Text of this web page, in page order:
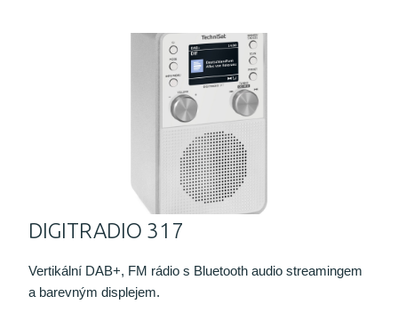
DIGITRADIO 317
Vertikální DAB+, FM rádio s Bluetooth audio streamingem
a barevným displejem.